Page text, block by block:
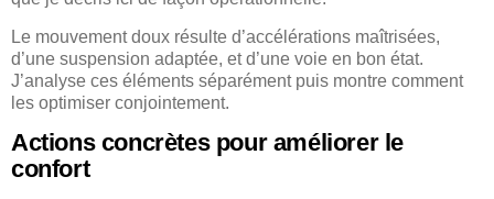
Le mouvement doux résulte d’accélérations maîtrisées,
d’une suspension adaptée, et d’une voie en bon état.
J’analyse ces éléments séparément puis montre comment
les optimiser conjointement.
Actions concrètes pour améliorer le
confort